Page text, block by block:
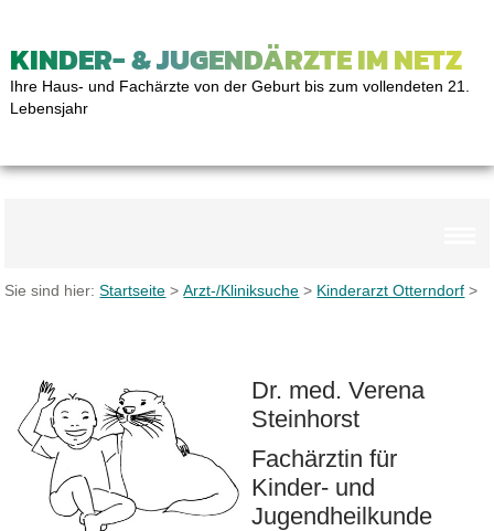
KINDER- & JUGENDÄRZTE IM NETZ
Ihre Haus- und Fachärzte von der Geburt bis zum vollendeten 21.
Lebensjahr
Sie sind hier:Startseite >Arzt-/Kliniksuche > Kinderarzt Otterndorf >
Dr. med. Verena
Steinhorst
Fachärztin für
Kinder- und
Jugendheilkunde